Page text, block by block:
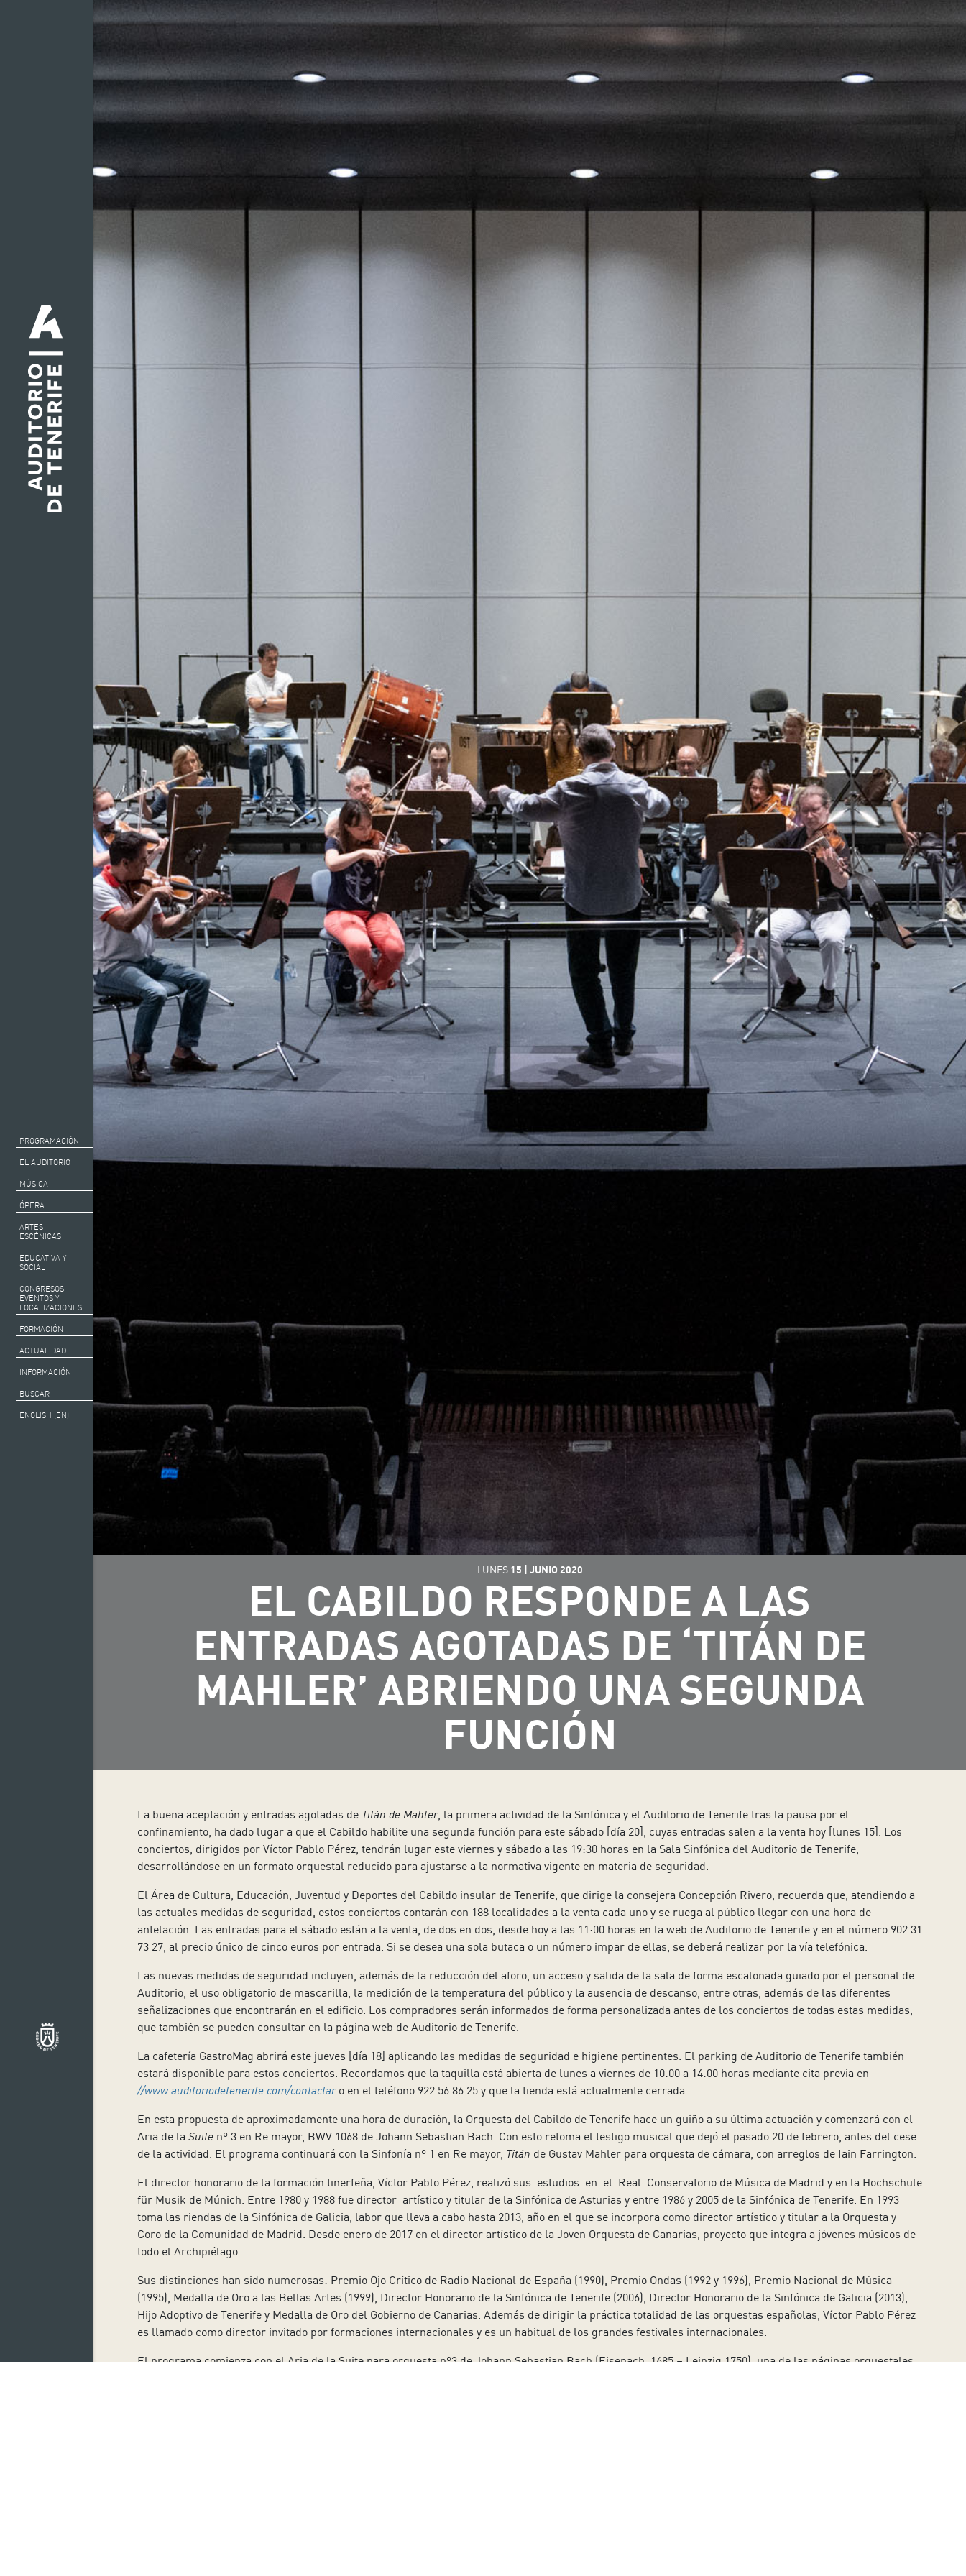
PROGRAMACIÓN
EL AUDITORIO
MÚSICA
ÓPERA
ARTES
ESCÉNICAS
EDUCATIVA Y
SOCIAL
CONGRESOS,
EVENTOS Y
LOCALIZACIONES
FORMACIÓN
ACTUALIDAD
INFORMACIÓN
BUSCAR
ENGLISH (EN)
LUNES 15 | JUNIO 2020
EL CABILDO RESPONDE A LAS
ENTRADAS AGOTADAS DE ‘TITÁN DE
MAHLER’ ABRIENDO UNA SEGUNDA
FUNCIÓN
La buena aceptación y entradas agotadas de Titán de Mahler, la primera actividad de la Sinfónica y el Auditorio de Tenerife tras la pausa por el
confinamiento, ha dado lugar a que el Cabildo habilite una segunda función para este sábado [día 20], cuyas entradas salen a la venta hoy [lunes 15]. Los
conciertos, dirigidos por Víctor Pablo Pérez, tendrán lugar este viernes y sábado a las 19:30 horas en la Sala Sinfónica del Auditorio de Tenerife,
desarrollándose en un formato orquestal reducido para ajustarse a la normativa vigente en materia de seguridad.
El Área de Cultura, Educación, Juventud y Deportes del Cabildo insular de Tenerife, que dirige la consejera Concepción Rivero, recuerda que, atendiendo a
las actuales medidas de seguridad, estos conciertos contarán con 188 localidades a la venta cada uno y se ruega al público llegar con una hora de
antelación. Las entradas para el sábado están a la venta, de dos en dos, desde hoy a las 11:00 horas en la web de Auditorio de Tenerife y en el número 902 31
73 27, al precio único de cinco euros por entrada. Si se desea una sola butaca o un número impar de ellas, se deberá realizar por la vía telefónica.
Las nuevas medidas de seguridad incluyen, además de la reducción del aforo, un acceso y salida de la sala de forma escalonada guiado por el personal de
Auditorio, el uso obligatorio de mascarilla, la medición de la temperatura del público y la ausencia de descanso, entre otras, además de las diferentes
señalizaciones que encontrarán en el edificio. Los compradores serán informados de forma personalizada antes de los conciertos de todas estas medidas,
que también se pueden consultar en la página web de Auditorio de Tenerife.
La cafetería GastroMag abrirá este jueves [día 18] aplicando las medidas de seguridad e higiene pertinentes. El parking de Auditorio de Tenerife también
estará disponible para estos conciertos. Recordamos que la taquilla está abierta de lunes a viernes de 10:00 a 14:00 horas mediante cita previa en
//www.auditoriodetenerife.com/contactaro en el teléfono 922 56 86 25 y que la tienda está actualmente cerrada.
En esta propuesta de aproximadamente una hora de duración, la Orquesta del Cabildo de Tenerife hace un guiño a su última actuación y comenzará con el
Aria de la Suitenº 3 en Re mayor, BWV 1068 de Johann Sebastian Bach. Con esto retoma el testigo musical que dejó el pasado 20 de febrero, antes del cese
de la actividad. El programa continuará con la Sinfonía nº 1 en Re mayor, Titán de Gustav Mahler para orquesta de cámara, con arreglos de Iain Farrington.
El director honorario de la formación tinerfeña, Víctor Pablo Pérez, realizó sus estudios en el Real Conservatorio de Música de Madrid y en la Hochschule
für Musik de Múnich. Entre 1980 y 1988 fue director artístico y titular de la Sinfónica de Asturias y entre 1986 y 2005 de la Sinfónica de Tenerife. En 1993
toma las riendas de la Sinfónica de Galicia, labor que lleva a cabo hasta 2013, año en el que se incorpora como director artístico y titular a la Orquesta y
Coro de la Comunidad de Madrid. Desde enero de 2017 en el director artístico de la Joven Orquesta de Canarias, proyecto que integra a jóvenes músicos de
todo el Archipiélago.
Sus distinciones han sido numerosas: Premio Ojo Crítico de Radio Nacional de España (1990), Premio Ondas (1992 y 1996), Premio Nacional de Música
(1995), Medalla de Oro a las Bellas Artes (1999), Director Honorario de la Sinfónica de Tenerife (2006), Director Honorario de la Sinfónica de Galicia (2013),
Hijo Adoptivo de Tenerife y Medalla de Oro del Gobierno de Canarias. Además de dirigir la práctica totalidad de las orquestas españolas, Víctor Pablo Pérez
es llamado como director invitado por formaciones internacionales y es un habitual de los grandes festivales internacionales.
El programa comienza con el Aria de la Suite para orquesta nº3 de Johann Sebastian Bach (Eisenach, 1685 – Leipzig 1750), una de las páginas orquestales